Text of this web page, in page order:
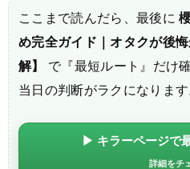
ここまで読んだら、最後に
め完全ガイド｜オタクが後
解】
で『最短ルート』だけ
当日の判断がラクになります
▶ キラーページで
詳細をチ